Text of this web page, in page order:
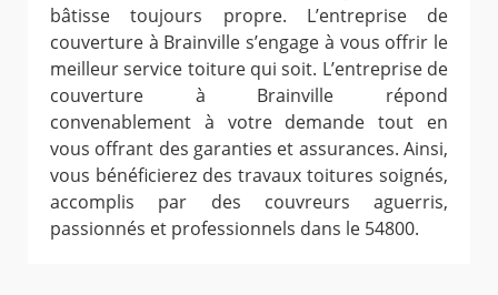
bâtisse toujours propre. L’entreprise de
couverture à Brainville s’engage à vous offrir le
meilleur service toiture qui soit. L’entreprise de
couverture à Brainville répond
convenablement à votre demande tout en
vous offrant des garanties et assurances. Ainsi,
vous bénéficierez des travaux toitures soignés,
accomplis par des couvreurs aguerris,
passionnés et professionnels dans le 54800.